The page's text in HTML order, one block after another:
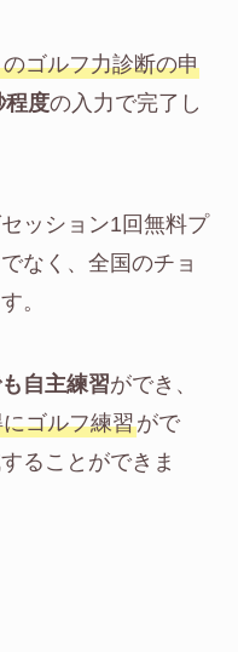
ゴルフ力診断の申
程度の入力で完了し
ッション1回無料プ
なく、全国のチョ
。
自主練習ができ、
ゴルフ練習がで
ることができま